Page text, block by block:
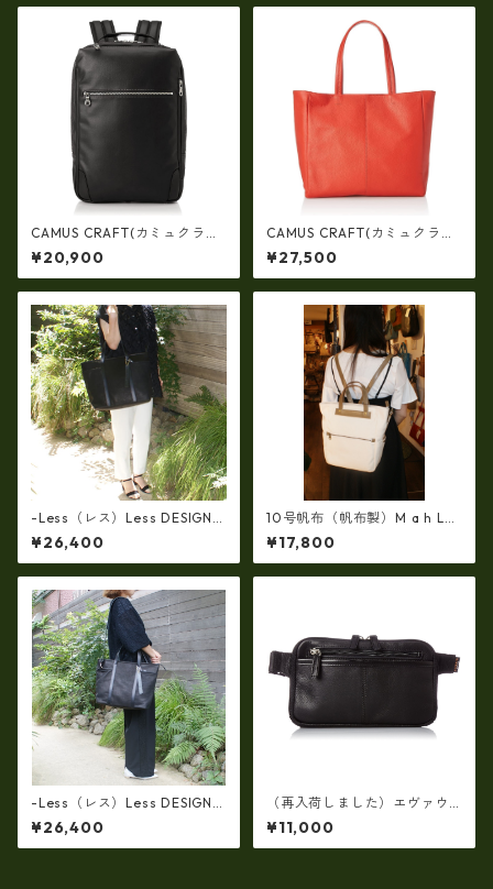
CAMUS CRAFT(カミュクラフ
ト) ビジネスバッグ リュック
サック 日本製 撥水 軽量 ユニ
セックス cc-2702
¥20,900
CAMUS CRAFT(カミュクラフ
ト) ビジネスバッグ トートバ
ッグ 日本製 撥水 軽量 ユニセ
ックス cc-2703
¥27,500
-Less（レス）Less DESIGN
(レスデザイン)Scarred Textu
re（牛革）斜め掛け＆多機能
トート（L/SIZE） LMSB-0514
¥26,400
10号帆布（帆布製）M a h L
革コンビ・リュック 7M2-11
44
¥17,800
-Less（レス）Less DESIGN
(レスデザイン)Scarred Textu
re（牛革）斜め掛け＆多機能
トート（L/SIZE） LMSB-0514
¥26,400
（再入荷しました）エヴァウ
ィン EVERWIN 日本製 【日本
製】【レザー】ウェストボデ
ィバッグ メンズ 薄型【ビジネ
¥11,000